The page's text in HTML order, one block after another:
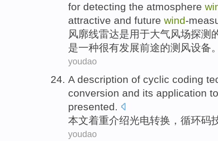
for detecting the atmosphere
attractive and future wind-
风廓线雷达是用于大气风场探测
是一种很有发展前途的测风设备
youdao
A description of cyclic coding
conversion and its application
presented.
本文着重介绍光电转换 ， 循环码
youdao